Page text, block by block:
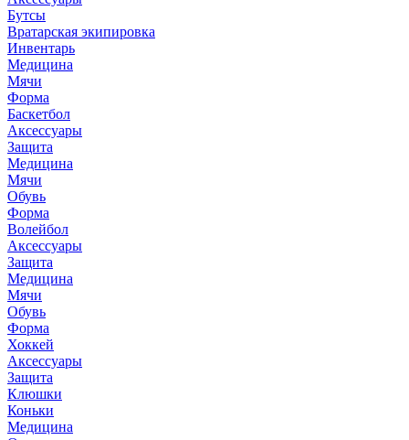
Бутсы
Вратарская экипировка
Инвентарь
Медицина
Мячи
Форма
Баскетбол
Аксессуары
Защита
Медицина
Мячи
Обувь
Форма
Волейбол
Аксессуары
Защита
Медицина
Мячи
Обувь
Форма
Хоккей
Аксессуары
Защита
Клюшки
Коньки
Медицина